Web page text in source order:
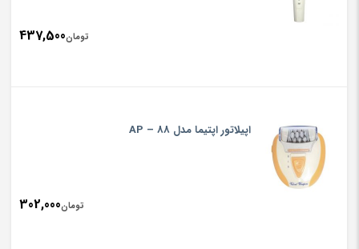
تومان437,500
اپیلاتور اپتیما مدل AP – 88
تومان302,000